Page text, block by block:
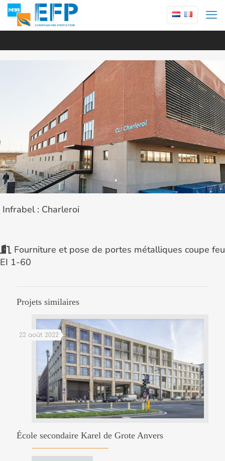
Infrabel : Charleroi
Fourniture et pose de portes métalliques coupe feu
EI 1-60
Projets similaires
22 août 2022
École secondaire Karel de Grote Anvers